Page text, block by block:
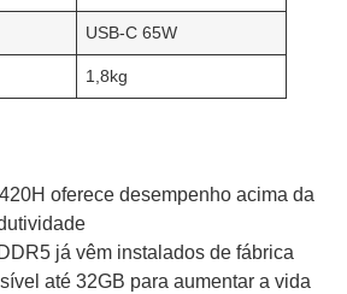
USB-C 65W
1,8kg
oferece desempenho acima da
já vêm instalados de fábrica
até 32GB para aumentar a vida